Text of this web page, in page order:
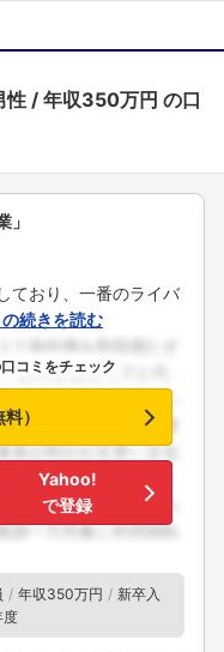
性 年収350万円 の口
」
ており、一番のライバ
続きを読む
コミをチェック
）
Yahoo!
で登録
年収350万円
新卒入
度